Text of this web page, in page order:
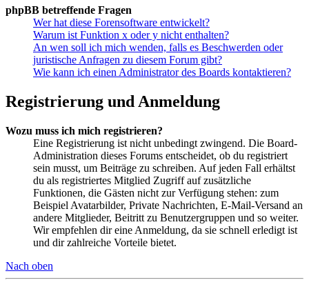
phpBB betreffende Fragen
Wer hat diese Forensoftware entwickelt?
Warum ist Funktion x oder y nicht enthalten?
An wen soll ich mich wenden, falls es Beschwerden oder
juristische Anfragen zu diesem Forum gibt?
Wie kann ich einen Administrator des Boards kontaktieren?
Registrierung und Anmeldung
Wozu muss ich mich registrieren?
Eine Registrierung ist nicht unbedingt zwingend. Die Board-
Administration dieses Forums entscheidet, ob du registriert
sein musst, um Beiträge zu schreiben. Auf jeden Fall erhältst
du als registriertes Mitglied Zugriff auf zusätzliche
Funktionen, die Gästen nicht zur Verfügung stehen: zum
Beispiel Avatarbilder, Private Nachrichten, E-Mail-Versand an
andere Mitglieder, Beitritt zu Benutzergruppen und so weiter.
Wir empfehlen dir eine Anmeldung, da sie schnell erledigt ist
und dir zahlreiche Vorteile bietet.
Nach oben